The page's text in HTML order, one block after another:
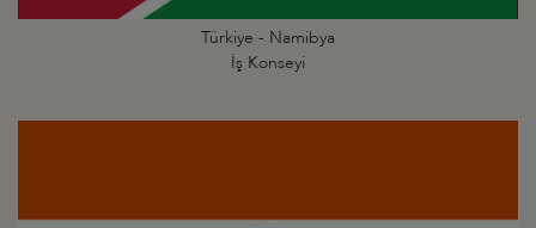
Türkiye - Namibya
İş Konseyi